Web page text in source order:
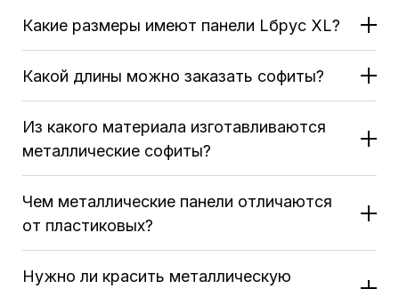
Какие размеры имеют панели Lбрус XL?
Какой длины можно заказать софиты?
Из какого материала изготавливаются
металлические софиты?
Чем металлические панели отличаются
от пластиковых?
Нужно ли красить металлическую